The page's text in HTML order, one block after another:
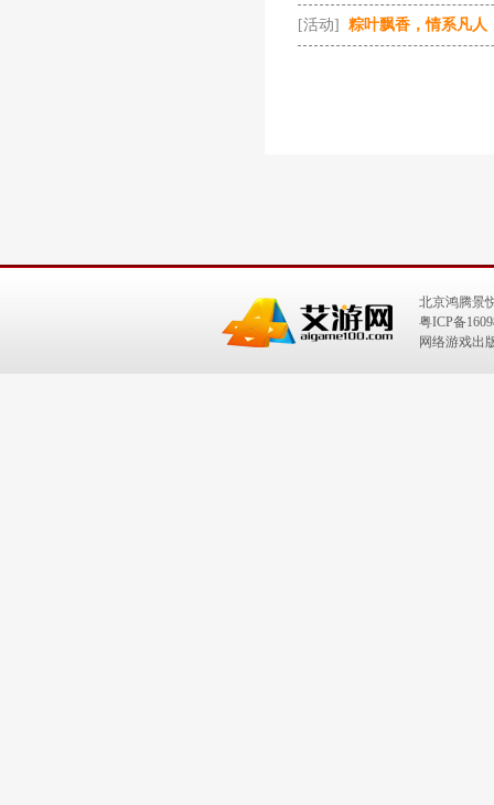
[活动] 粽叶飘香，情系凡人
北京鸿腾景
粤ICP备
网络游戏出